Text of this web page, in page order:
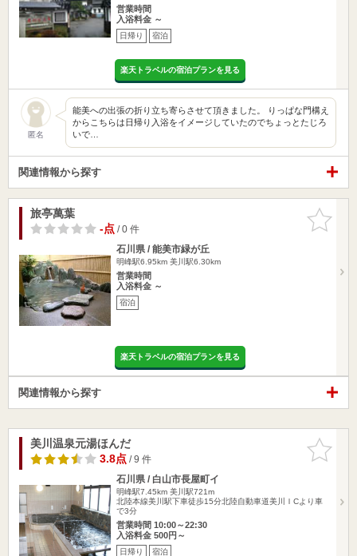
営業時間
入浴料金 ～
日帰り 宿泊
楽天トラベルの宿泊プランを見る
匿名
能美への出張の折り立ち寄らさせて頂きました。 りっぱな門構え
からこちらは日帰り入浴をイメージしていたのでちょっとたじろ
いで…
関連情報から探す
お気に入
りに追加
旅亭萬葉
-点/ 0 件
石川県 / 能美市緑が丘
明峰駅6.95km 美川駅6.30km
営業時間
入浴料金 ～
宿泊
楽天トラベルの宿泊プランを見る
関連情報から探す
お気に入
りに追加
美川温泉元湯ほんだ
3.8点/ 9 件
石川県 / 白山市長屋町イ
明峰駅7.45km 美川駅721m
北陸本線美川駅下車徒歩15分北陸自動車道美川ＩCより車
で3分
営業時間 10:00～22:30
入浴料金 500円～
日帰り 宿泊